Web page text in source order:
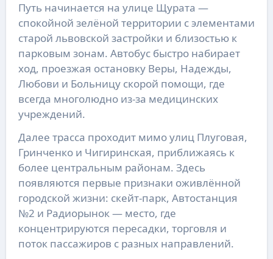
Путь начинается на улице Щурата —
спокойной зелёной территории с элементами
старой львовской застройки и близостью к
парковым зонам. Автобус быстро набирает
ход, проезжая остановку Веры, Надежды,
Любови и Больницу скорой помощи, где
всегда многолюдно из-за медицинских
учреждений.
Далее трасса проходит мимо улиц Плуговая,
Гринченко и Чигиринская, приближаясь к
более центральным районам. Здесь
появляются первые признаки оживлённой
городской жизни: скейт-парк, Автостанция
№2 и Радиорынок — место, где
концентрируются пересадки, торговля и
поток пассажиров с разных направлений.